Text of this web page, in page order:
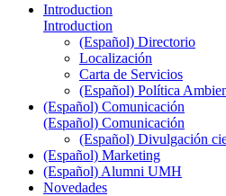
Introduction
Introduction
(Español) Directorio
Localización
Carta de Servicios
(Español) Política
(Español) Comunicación
(Español) Comunicación
(Español) Divulgación
(Español) Marketing
(Español) Alumni UMH
Novedades